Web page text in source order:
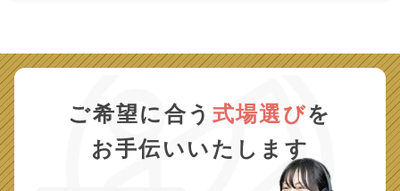
ご希望に合う 式場選びを
お手伝いいたします